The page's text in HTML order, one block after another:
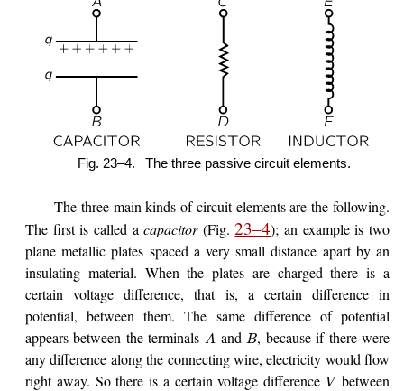
Fig. 23–4. The three passive circuit elements.
The three main kinds of circuit elements are the following.
The first is called acapacitor(Fig.23–4); an example is two
plane metallic plates spaced a very small distance apart by an
insulating material. When the plates are charged there is a
certain voltage difference, that is, a certain difference in
potential, between them. The same difference of potential
appears between the terminals A and B, because if there were
any difference along the connecting wire, electricity would flow
right away. So there is a certain voltage difference V
between